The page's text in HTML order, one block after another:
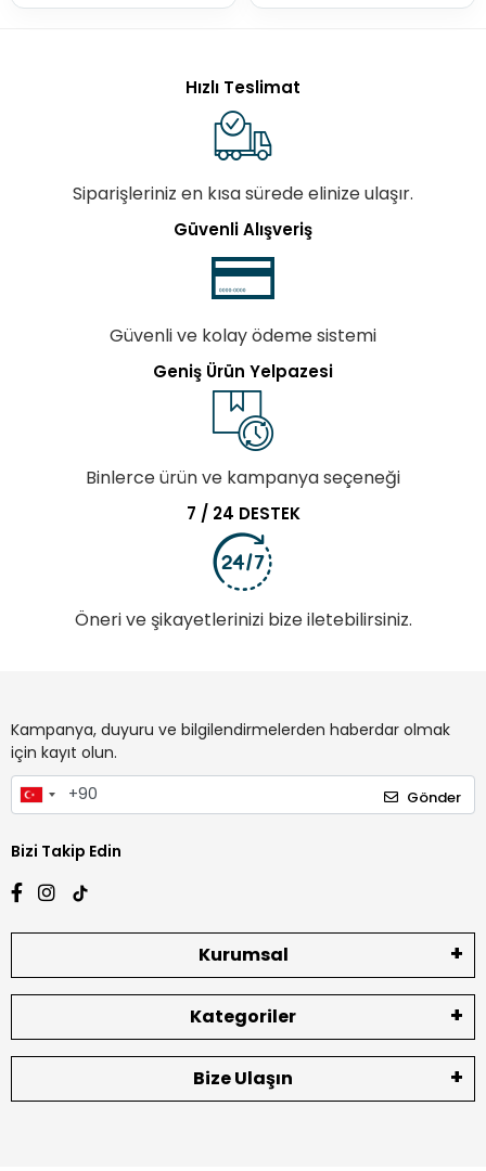
Hızlı Teslimat
Siparişleriniz en kısa sürede elinize ulaşır.
Güvenli Alışveriş
Güvenli ve kolay ödeme sistemi
Geniş Ürün Yelpazesi
Binlerce ürün ve kampanya seçeneği
7 / 24 DESTEK
Öneri ve şikayetlerinizi bize iletebilirsiniz.
Kampanya, duyuru ve bilgilendirmelerden haberdar olmak
için kayıt olun.
Gönder
Bizi Takip Edin
Kurumsal
Kategoriler
Bize Ulaşın